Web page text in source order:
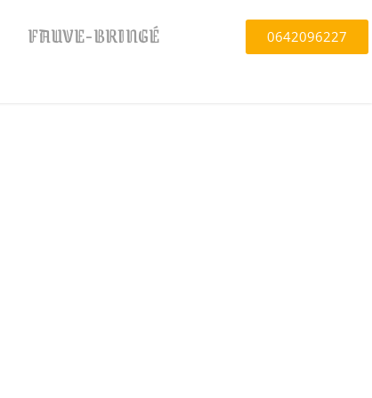
FAUVE-BRINGÉ
0642096227